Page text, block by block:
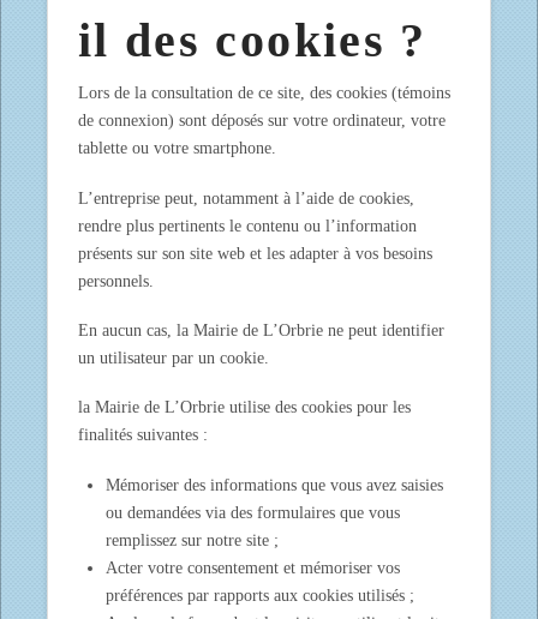
il des cookies ?
Lors de la consultation de ce site, des cookies (témoins
de connexion) sont déposés sur votre ordinateur, votre
tablette ou votre smartphone.
L’entreprise peut, notamment à l’aide de cookies,
rendre plus pertinents le contenu ou l’information
présents sur son site web et les adapter à vos besoins
personnels.
En aucun cas, la Mairie de L’Orbrie ne peut identifier
un utilisateur par un cookie.
la Mairie de L’Orbrie utilise des cookies pour les
finalités suivantes :
Mémoriser des informations que vous avez saisies
ou demandées via des formulaires que vous
remplissez sur notre site ;
Acter votre consentement et mémoriser vos
préférences par rapports aux cookies utilisés ;